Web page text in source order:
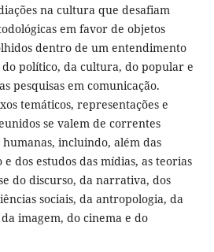
na cultura que desafiam
em favor de objetos
dentro de um entendimento
político, da cultura, do popular e
pesquisas em comunicação.
temáticos, representações e
se valem de correntes
humanas, incluindo, além das
dos estudos das mídias, as teorias
do discurso, da narrativa, dos
sociais, da antropologia, da
imagem, do cinema e do